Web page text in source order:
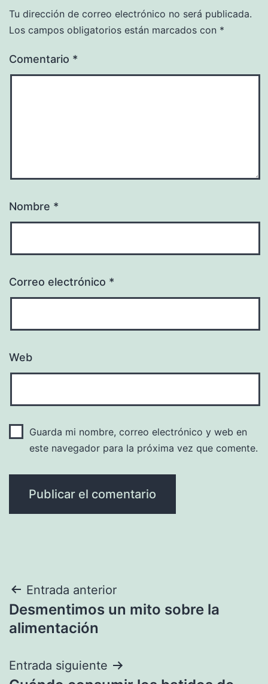
Tu dirección de correo electrónico no será publicada.
Los campos obligatorios están marcados con *
Comentario *
Nombre *
Correo electrónico *
Web
Guarda mi nombre, correo electrónico y web en
este navegador para la próxima vez que comente.
Navegación
de
Entrada anterior
Desmentimos un mito sobre la
alimentación
Entrada siguiente